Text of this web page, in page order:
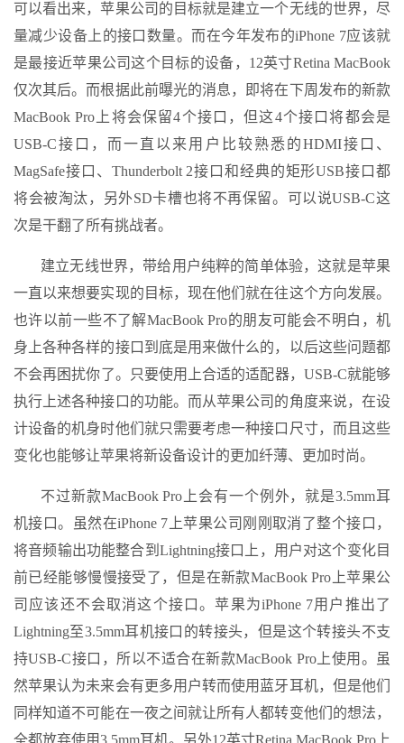
可以看出来，苹果公司的目标就是建立一个无线的世界，尽
量减少设备上的接口数量。而在今年发布的iPhone 7应该就
是最接近苹果公司这个目标的设备，12英寸Retina MacBook
仅次其后。而根据此前曝光的消息，即将在下周发布的新款
MacBook Pro上将会保留4个接口，但这4个接口将都会是
USB-C接口，而一直以来用户比较熟悉的HDMI接口、
MagSafe接口、Thunderbolt 2接口和经典的矩形USB接口都
将会被淘汰，另外SD卡槽也将不再保留。可以说USB-C这
次是干翻了所有挑战者。
建立无线世界，带给用户纯粹的简单体验，这就是苹果
一直以来想要实现的目标，现在他们就在往这个方向发展。
也许以前一些不了解MacBook Pro的朋友可能会不明白，机
身上各种各样的接口到底是用来做什么的，以后这些问题都
不会再困扰你了。只要使用上合适的适配器，USB-C就能够
执行上述各种接口的功能。而从苹果公司的角度来说，在设
计设备的机身时他们就只需要考虑一种接口尺寸，而且这些
变化也能够让苹果将新设备设计的更加纤薄、更加时尚。
不过新款MacBook Pro上会有一个例外，就是3.5mm耳
机接口。虽然在iPhone 7上苹果公司刚刚取消了整个接口，
将音频输出功能整合到Lightning接口上，用户对这个变化目
前已经能够慢慢接受了，但是在新款MacBook Pro上苹果公
司应该还不会取消这个接口。苹果为iPhone 7用户推出了
Lightning至3.5mm耳机接口的转接头，但是这个转接头不支
持USB-C接口，所以不适合在新款MacBook Pro上使用。虽
然苹果认为未来会有更多用户转而使用蓝牙耳机，但是他们
同样知道不可能在一夜之间就让所有人都转变他们的想法，